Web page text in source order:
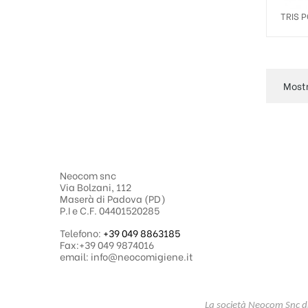
TRIS
Neocom snc
Via Bolzani, 112
Maserà di Padova (PD)
P.I e C.F. 04401520285
Telefono: +39 049 8863185
Fax:+39 049 9874016
email: info@neocomigiene.it
La società Neocom Snc